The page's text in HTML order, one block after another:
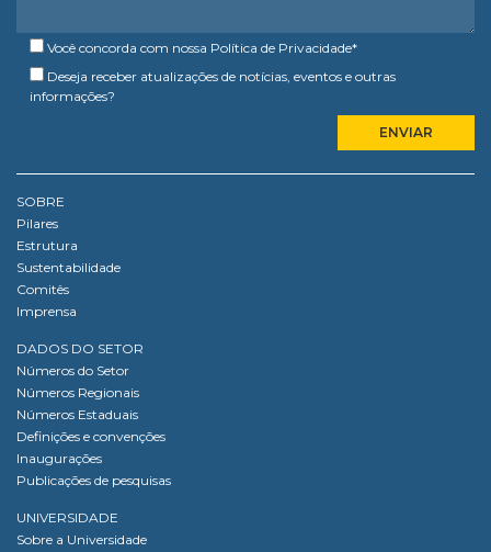
Você concorda com nossa Política de Privacidade*
Deseja receber atualizações de notícias, eventos e outras
informações?
SOBRE
Pilares
Estrutura
Sustentabilidade
Comitês
Imprensa
DADOS DO SETOR
Números do Setor
Números Regionais
Números Estaduais
Definições e convenções
Inaugurações
Publicações de pesquisas
UNIVERSIDADE
Sobre a Universidade